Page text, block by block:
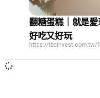
翻糖蛋糕｜就是愛
好吃又好玩
https://tbcinvest.com.tw/